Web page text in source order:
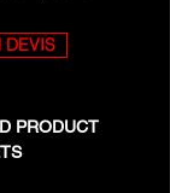
DEVIS
PRODUCT